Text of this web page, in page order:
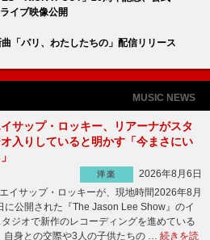
イブ映像公開
「パリ、わたしたちの」配信リリース
MUSIC NEWS
サップ・ロッキー、リアーナがスタ
入りしていると明かす「今まさにい
洋楽
2026年8月6日
イサップ・ロッキーが、現地時間2026年8月
に公開された『The Jason Lee Show』のイ
ジオで新作のレコーディングを進めている
身との交際や3人の子供たちの … 続きを読